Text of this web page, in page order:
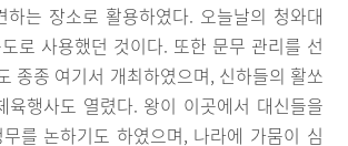
하는 장소로 활용하였다. 오늘날의 청와대
로 사용했던 것이다. 또한 문무 관리를 선
종종 여기서 개최하였으며, 신하들의 활쏘
육행사도 열렸다. 왕이 이곳에서 대신들을
를 논하기도 하였으며, 나라에 가뭄이 심